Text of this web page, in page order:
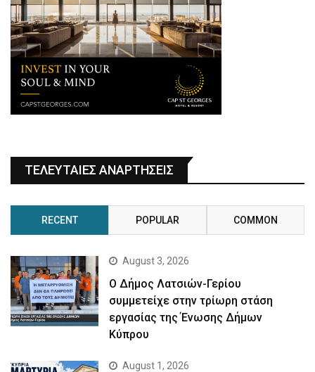
ΤΕΛΕΥΤΑΙΕΣ ΑΝΑΡΤΗΣΕΙΣ
RECENT POPULAR COMMON
August 3, 2026
Ο Δήμος Λατσιών-Γερίου
συμμετείχε στην τρίωρη στάση
εργασίας της Ένωσης Δήμων
Κύπρου
August 1, 2026